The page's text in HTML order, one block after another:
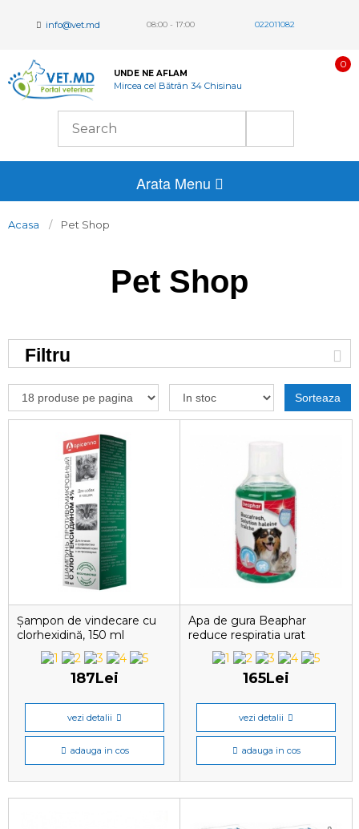
info@vet.md 08:00 - 17:00 022011082
UNDE NE AFLAM
Mircea cel Bătrân 34 Chisinau
0
Arata Menu
Acasa Pet Shop
Pet Shop
Filtru
Sorteaza
Șampon de vindecare cu
clorhexidină, 150 ml
187Lei
vezi detalii
adauga in cos
Apa de gura Beaphar
reduce respiratia urat
mirositoare a cainelui si
pisicii , 250 ml
165Lei
vezi detalii
adauga in cos